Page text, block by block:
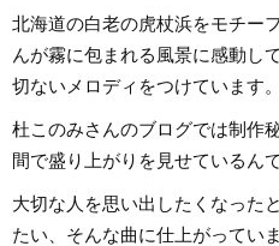
北海道の白老の虎杖浜をモチー
んが霧に包まれる風景に感動し
切ないメロディをつけています。
杜このみさんのブログでは制作
間で盛り上がりを見せているんで
大切な人を思い出したくなった
たい、そんな曲に仕上がっていま